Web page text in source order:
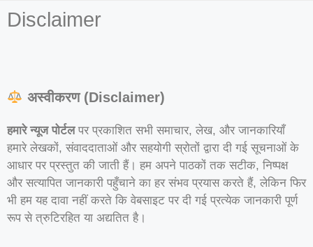
Disclaimer
अस्वीकरण (Disclaimer)
हमारे न्यूज पोर्टल पर प्रकाशित सभी समाचार, लेख, और जानकारियाँ
हमारे लेखकों, संवाददाताओं और सहयोगी स्रोतों द्वारा दी गई सूचनाओं के
आधार पर प्रस्तुत की जाती हैं। हम अपने पाठकों तक सटीक, निष्पक्ष
और सत्यापित जानकारी पहुँचाने का हर संभव प्रयास करते हैं, लेकिन फिर
भी हम यह दावा नहीं करते कि वेबसाइट पर दी गई प्रत्येक जानकारी पूर्ण
रूप से त्रुटिरहित या अद्यतित है।